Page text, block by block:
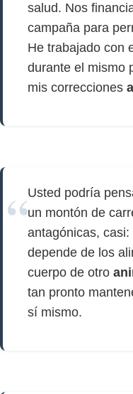
salud. Nos
campaña para
He trabajado con
durante el mismo
mis correcciones
Usted podría
un montón de
antagónicas, casi:
depende de los
cuerpo de otro
tan pronto
sí mismo.